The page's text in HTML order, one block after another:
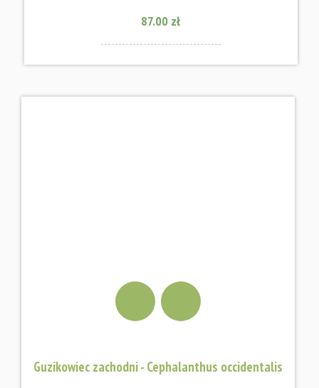
87.00 zł
Guzikowiec zachodni - Cephalanthus occidentalis